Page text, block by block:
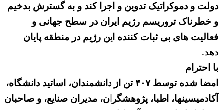
دولت و دموکراتیک تدوین و اجرا کند و به گسترش بدخیم
و خطرناک تروریسم رژیم ایران در سطح جهانی و
فعالیت های بی ثبات کننده این رژیم در منطقه پایان
دهد.
با احترام
امضا شده توسط ۴۰۷ تن از دانشمندان، اساتید دانشگاه،
آکادمیسینها، اطبا، پژوهشگران، مدیران صنایع، و صاحبان